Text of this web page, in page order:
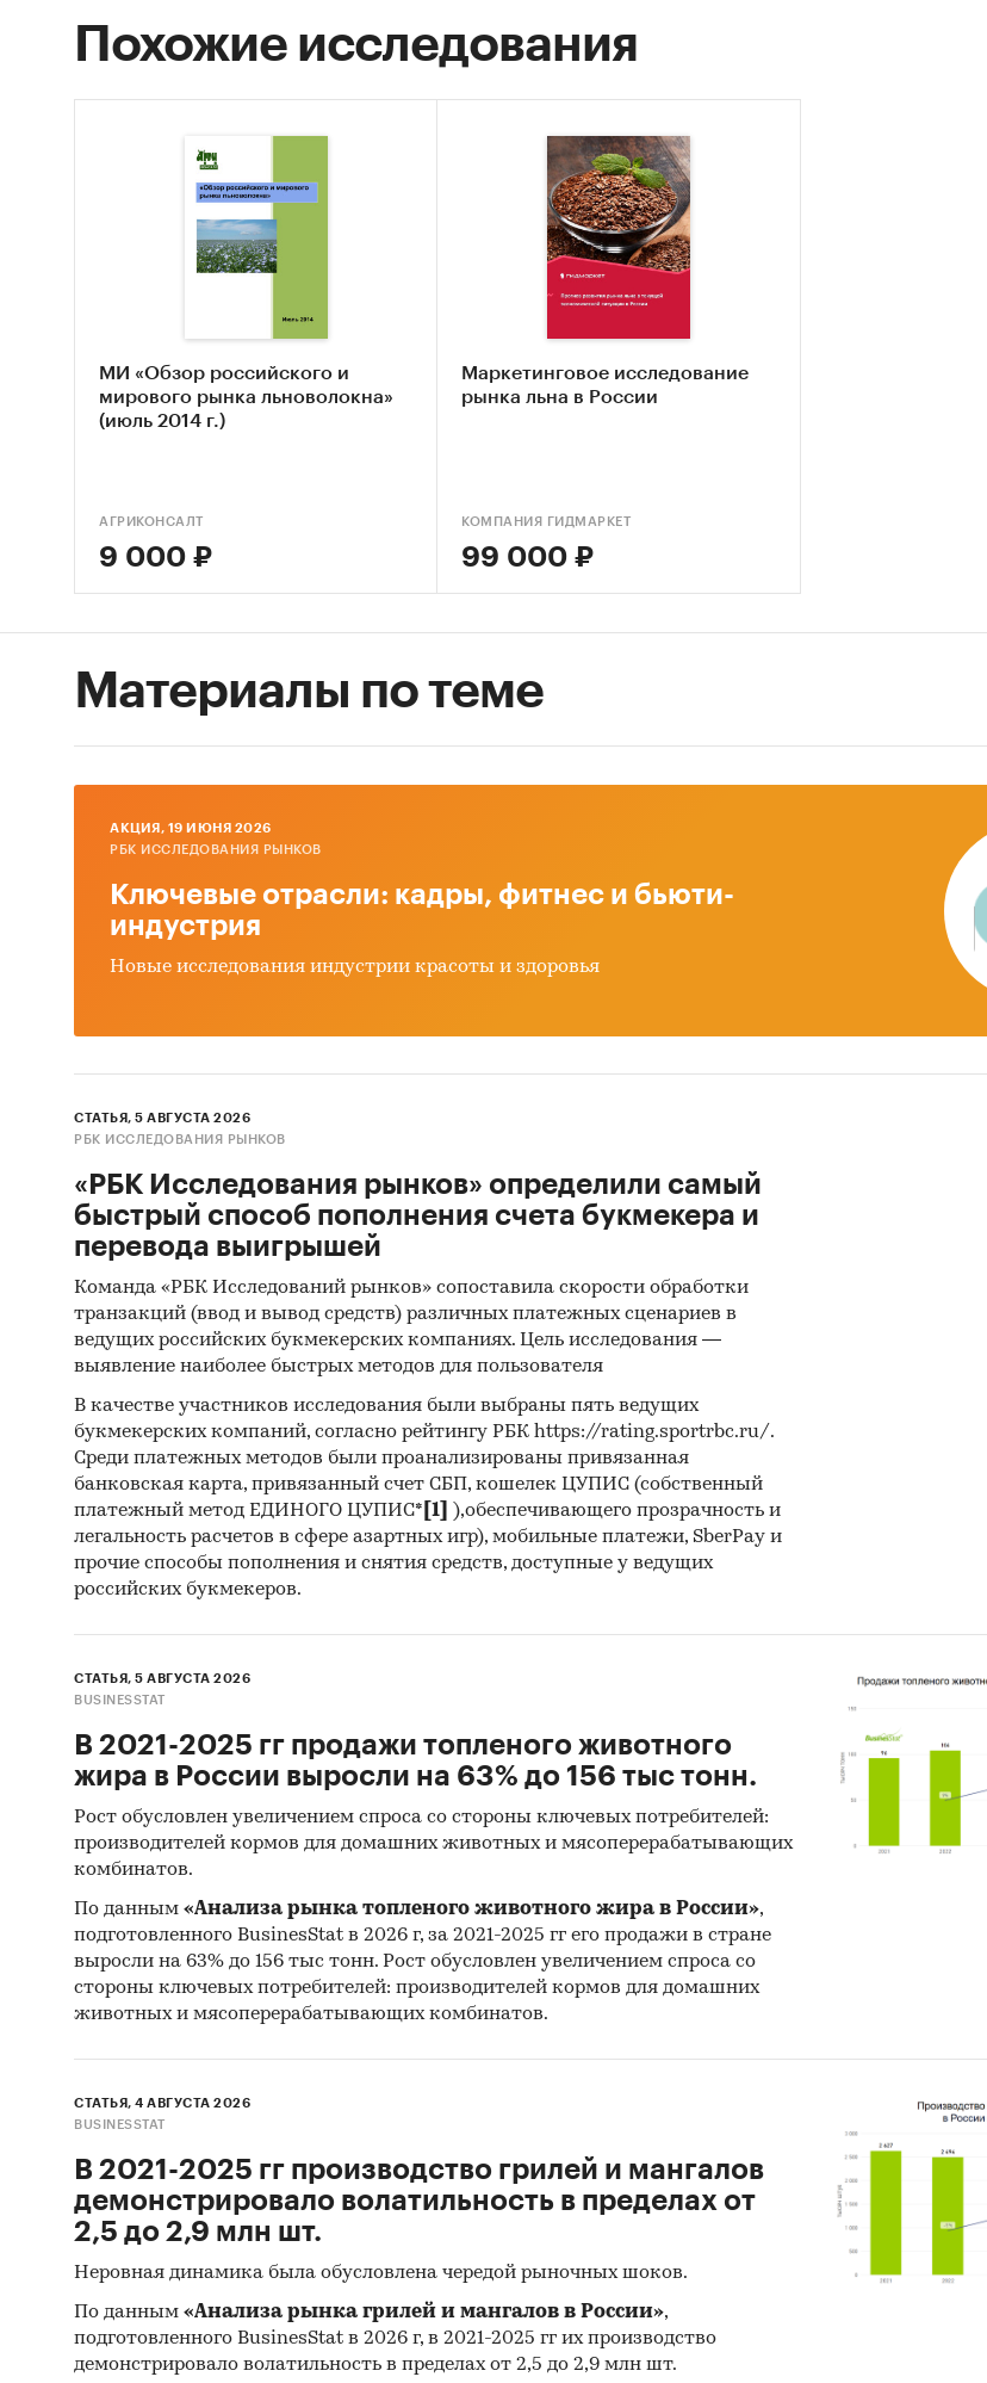
оценки применялись статистические и экономико-
Категории: Сельское хозяйство
Похожие исследования
МИ «Обзор российского и
мирового рынка льноволокна»
(июль 2014 г.)
АГРИКОНСАЛТ
9 000 ₽
Маркетинговое исследование
рынка льна в России
КОМПАНИЯ ГИДМАРКЕТ
99 000 ₽
Материалы по теме
AКЦИЯ, 19 ИЮНЯ 2026
РБК ИССЛЕДОВАНИЯ РЫНКОВ
Ключевые отрасли: кадры, фитнес и бьюти-
индустрия
Новые исследования индустрии красоты и здоровья
СТАТЬЯ, 5 АВГУСТА 2026
РБК ИССЛЕДОВАНИЯ РЫНКОВ
«РБК Исследования рынков» определили самый
быстрый способ пополнения счета букмекера и
перевода выигрышей
Команда «РБК Исследований рынков» сопоставила скорости обработки
транзакций (ввод и вывод средств) различных платежных сценариев в
ведущих российских букмекерских компаниях. Цель исследования —
выявление наиболее быстрых методов для пользователя
В качестве участников исследования были выбраны пять ведущих
букмекерских компаний, согласно рейтингу РБК https://rating.sportrbc.ru/.
Среди платежных методов были проанализированы привязанная
банковская карта, привязанный счет СБП, кошелек ЦУПИС (собственный
платежный метод ЕДИНОГО ЦУПИС* [1]
),обеспечивающего прозрачность и
легальность расчетов в сфере азартных игр), мобильные платежи, SberPay и
прочие способы пополнения и снятия средств, доступные у ведущих
российских букмекеров.
СТАТЬЯ, 5 АВГУСТА 2026
BUSINESSTAT
В 2021-2025 гг продажи топленого животного
жира в России выросли на 63% до 156 тыс тонн.
Рост обусловлен увеличением спроса со стороны ключевых потребителей:
производителей кормов для домашних животных и мясоперерабатывающих
комбинатов.
По данным «Анализа рынка топленого животного жира в России»,
подготовленного BusinesStat в 2026 г, за 2021-2025 гг его продажи в стране
выросли на 63% до 156 тыс тонн. Рост обусловлен увеличением спроса со
стороны ключевых потребителей: производителей кормов для домашних
животных и мясоперерабатывающих комбинатов.
СТАТЬЯ, 4 АВГУСТА 2026
BUSINESSTAT
В 2021-2025 гг производство грилей и мангалов
демонстрировало волатильность в пределах от
2,5 до 2,9 млн шт.
Неровная динамика была обусловлена чередой рыночных шоков.
По данным «Анализа рынка грилей и мангалов в России»,
подготовленного BusinesStat в 2026 г, в 2021-2025 гг их производство
демонстрировало волатильность в пределах от 2,5 до 2,9 млн шт.